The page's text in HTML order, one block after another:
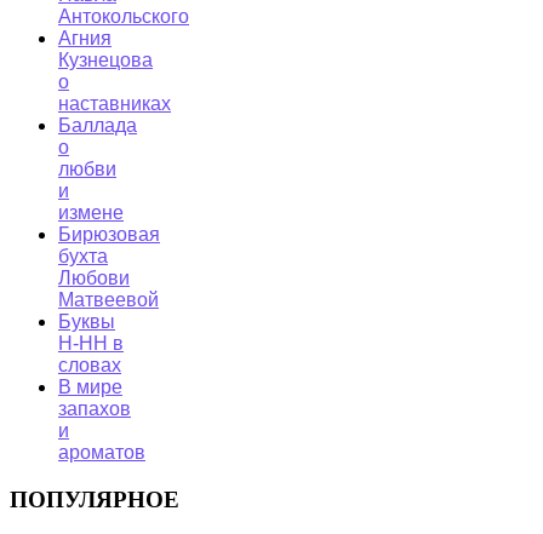
Антокольского
Агния
Кузнецова
о
наставниках
Баллада
о
любви
и
измене
Бирюзовая
бухта
Любови
Матвеевой
Буквы
Н-НН в
словах
В мире
запахов
и
ароматов
ПОПУЛЯРНОЕ